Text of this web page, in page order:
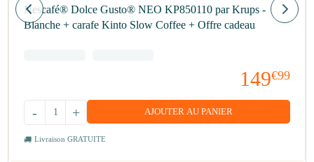
Nescafé® Dolce Gusto® NEO KP850110 par Krups -
Blanche + carafe Kinto Slow Coffee + Offre cadeau
149€99
+
- AJOUTER AU PANIER
Livraison GRATUITE